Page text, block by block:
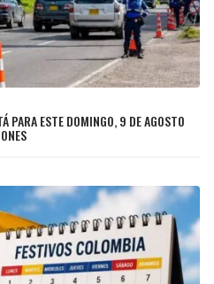
PARA ESTE DOMINGO, 9 DE AGOSTO